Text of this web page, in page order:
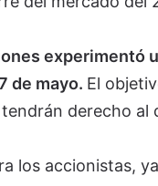
experimentó
de mayo. El
derecho al
los accionistas,